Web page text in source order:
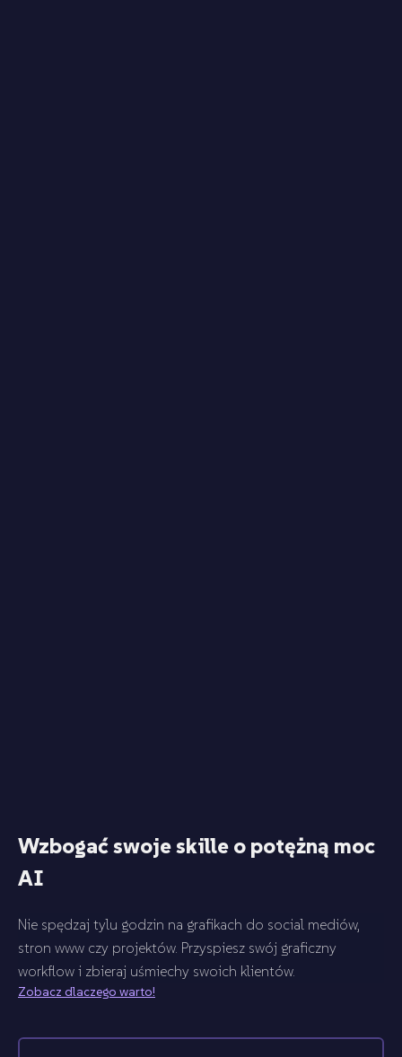
Wzbogać swoje skille o potężną moc
AI
Nie spędzaj tylu godzin na grafikach do social mediów,
stron www czy projektów. Przyspiesz swój graficzny
workflow i zbieraj uśmiechy swoich klientów.
Zobacz dlaczego warto!